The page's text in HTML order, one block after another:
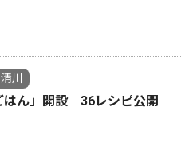
川
はん」開設 36レシピ公開